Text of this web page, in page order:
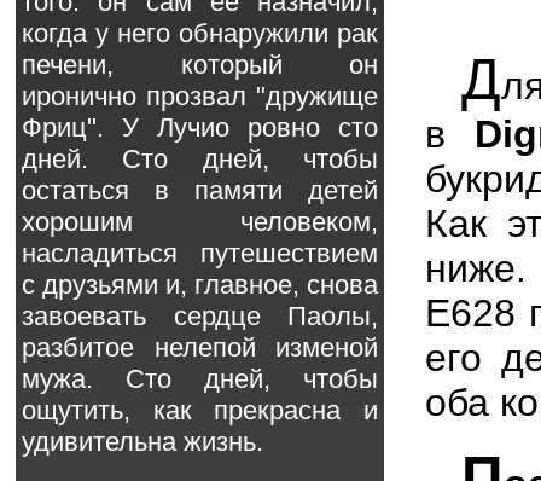
Д
в
Как
ниже.
E628
его
оба
когда у него обнаружили рак
печени, который он
иронично прозвал "дружище
Фриц". У Лучио ровно сто
дней. Сто дней, чтобы
остаться в памяти детей
хорошим человеком,
насладиться путешествием
с друзьями и, главное, снова
завоевать сердце Паолы,
разбитое нелепой изменой
мужа. Сто дней, чтобы
ощутить, как прекрасна и
удивительна жизнь.